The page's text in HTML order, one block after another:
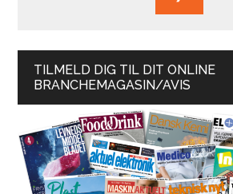
TILMELD DIG TIL DIT ONLINE
BRANCHEMAGASIN/AVIS